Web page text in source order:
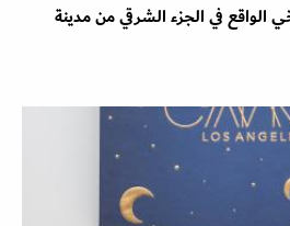
الواقع في الجزء الشرقي من مدينة